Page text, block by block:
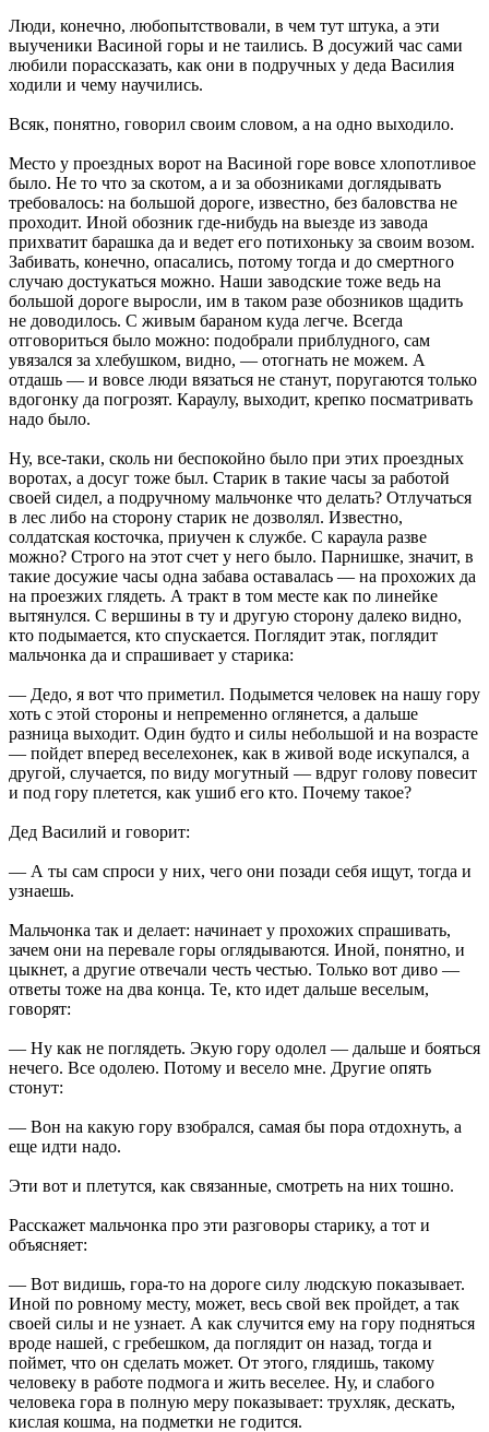
Люди, конечно, любопытствовали, в чем тут штука, а эти
выученики Васиной горы и не таились. В досужий час сами
любили порассказать, как они в подручных у деда Василия
ходили и чему научились.
Всяк, понятно, говорил своим словом, а на одно выходило.
Место у проездных ворот на Васиной горе вовсе хлопотливое
было. Не то что за скотом, а и за обозниками доглядывать
требовалось: на большой дороге, известно, без баловства не
проходит. Иной обозник где-нибудь на выезде из завода
прихватит барашка да и ведет его потихоньку за своим возом.
Забивать, конечно, опасались, потому тогда и до смертного
случаю достукаться можно. Наши заводские тоже ведь на
большой дороге выросли, им в таком разе обозников щадить
не доводилось. С живым бараном куда легче. Всегда
отговориться было можно: подобрали приблудного, сам
увязался за хлебушком, видно, — отогнать не можем. А
отдашь — и вовсе люди вязаться не станут, поругаются только
вдогонку да погрозят. Караулу, выходит, крепко посматривать
надо было.
Ну, все-таки, сколь ни беспокойно было при этих проездных
воротах, а досуг тоже был. Старик в такие часы за работой
своей сидел, а подручному мальчонке что делать? Отлучаться
в лес либо на сторону старик не дозволял. Известно,
солдатская косточка, приучен к службе. С караула разве
можно? Строго на этот счет у него было. Парнишке, значит, в
такие досужие часы одна забава оставалась — на прохожих да
на проезжих глядеть. А тракт в том месте как по линейке
вытянулся. С вершины в ту и другую сторону далеко видно,
кто подымается, кто спускается. Поглядит этак, поглядит
мальчонка да и спрашивает у старика:
— Дедо, я вот что приметил. Подымется человек на нашу гору
хоть с этой стороны и непременно оглянется, а дальше
разница выходит. Один будто и силы небольшой и на возрасте
— пойдет вперед веселехонек, как в живой воде искупался, а
другой, случается, по виду могутный — вдруг голову повесит
и под гору плетется, как ушиб его кто. Почему такое?
Дед Василий и говорит:
— А ты сам спроси у них, чего они позади себя ищут, тогда и
узнаешь.
Мальчонка так и делает: начинает у прохожих спрашивать,
зачем они на перевале горы оглядываются. Иной, понятно, и
цыкнет, а другие отвечали честь честью. Только вот диво —
ответы тоже на два конца. Те, кто идет дальше веселым,
говорят:
— Ну как не поглядеть. Экую гору одолел — дальше и бояться
нечего. Все одолею. Потому и весело мне. Другие опять
стонут:
— Вон на какую гору взобрался, самая бы пора отдохнуть, а
еще идти надо.
Эти вот и плетутся, как связанные, смотреть на них тошно.
Расскажет мальчонка про эти разговоры старику, а тот и
объясняет:
— Вот видишь, гора-то на дороге силу людскую показывает.
Иной по ровному месту, может, весь свой век пройдет, а так
своей силы и не узнает. А как случится ему на гору подняться
вроде нашей, с гребешком, да поглядит он назад, тогда и
поймет, что он сделать может. От этого, глядишь, такому
человеку в работе подмога и жить веселее. Ну, и слабого
человека гора в полную меру показывает: трухляк, дескать,
кислая кошма, на подметки не годится.